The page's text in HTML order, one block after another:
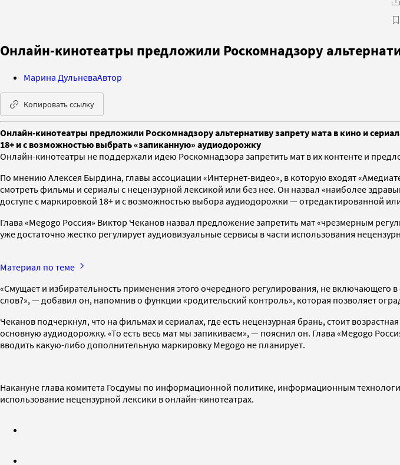
Онлайн-кинотеатры предложили Роскомнадзору
Марина ДульневаАвтор
Копировать ссылку
Онлайн-кинотеатры предложили Роскомнадзору альтернативу запрету мата в кино и
18+ и с возможностью выбрать «запиканную» аудиодорожку
Онлайн-кинотеатры не поддержали идею Роскомнадзора запретить мат в их контенте и
По мнению Алексея Бырдина, главы ассоциации «Интернет-видео», в которую входят
смотреть фильмы и сериалы с нецензурной лексикой или без нее. Он назвал «наиболее
доступе с маркировкой 18+ и с возможностью выбора аудиодорожки — отредактированной
Глава «Megogo Россия» Виктор Чеканов назвал предложение запретить мат «чрезмерным
уже достаточно жестко регулирует аудиовизуальные сервисы в части использования
Материал по теме
«Смущает и избирательность применения этого очередного регулирования, не включающего
слов?», — добавил он, напомнив о функции «родительский контроль», которая позволяет
Чеканов подчеркнул, что на фильмах и сериалах, где есть нецензурная брань, стоит
основную аудиодорожку. «То есть весь мат мы запикиваем», — пояснил он. Глава «Megogo
вводить какую-либо дополнительную маркировку Megogo не планирует.
Накануне глава комитета Госдумы по информационной политике, информационным
использование нецензурной лексики в онлайн-кинотеатрах.